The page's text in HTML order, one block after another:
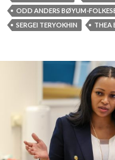
m
å
e
v
ODD ANDERS BØYUM-
SERGEI TERYOKHIN
THEA